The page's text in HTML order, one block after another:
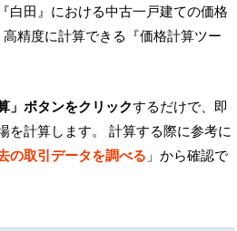
白田』における中古一戸建ての価格
精度に計算できる『価格計算ツー
」ボタンをクリックするだけで、即
を計算します。 計算する際に参考に
の取引データを調べる 」から確認で